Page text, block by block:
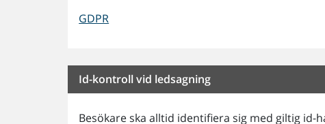
GDPR
Id-kontroll vid ledsagning
Besökare ska alltid identifiera sig med giltig